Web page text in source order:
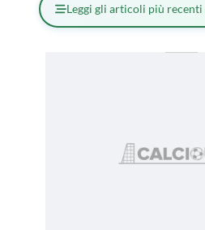
Leggi gli articoli più recenti